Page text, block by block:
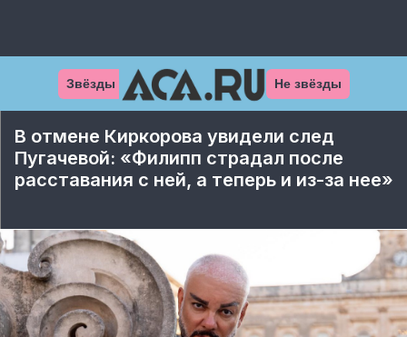
Звёзды Не звёзды
В отмене Киркорова увидели след
Пугачевой: «Филипп страдал после
расставания с ней, а теперь и из-за нее»